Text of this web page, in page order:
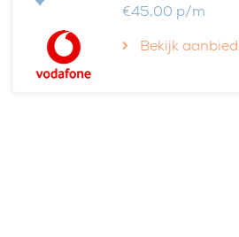
€45,00 p/m
Bekijk